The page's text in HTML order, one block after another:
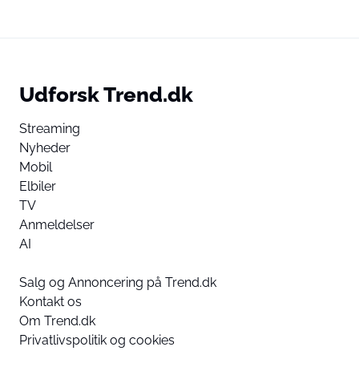
Udforsk Trend.dk
Streaming
Nyheder
Mobil
Elbiler
TV
Anmeldelser
AI
Salg og Annoncering på Trend.dk
Kontakt os
Om Trend.dk
Privatlivspolitik og cookies